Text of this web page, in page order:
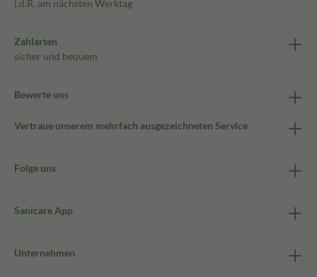
i.d.R. am nächsten Werktag
Zahlarten
sicher und bequem
Bewerte uns
Vertraue unserem mehrfach ausgezeichneten Service
Folge uns
Sanicare App
Unternehmen